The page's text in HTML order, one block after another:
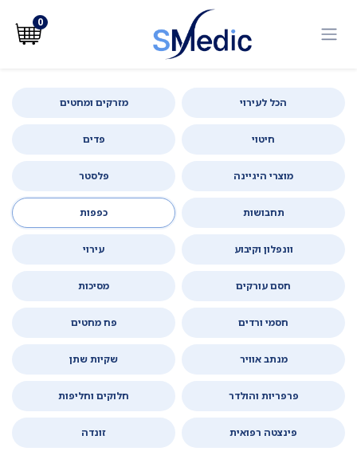
0
הכל לעירוי מזרקים ומחטים
חיטוי פדים
מוצרי היגיינה פלסטר
תחבושות כפפות
וונפלון וקיבוע עירוי
חסם עורקים מסיכות
חסמי ורדים פח מחטים
מנתב אוויר שקיות שתן
פרפריות והולדר חלוקים וחליפות
פינצטה רפואית זונדה